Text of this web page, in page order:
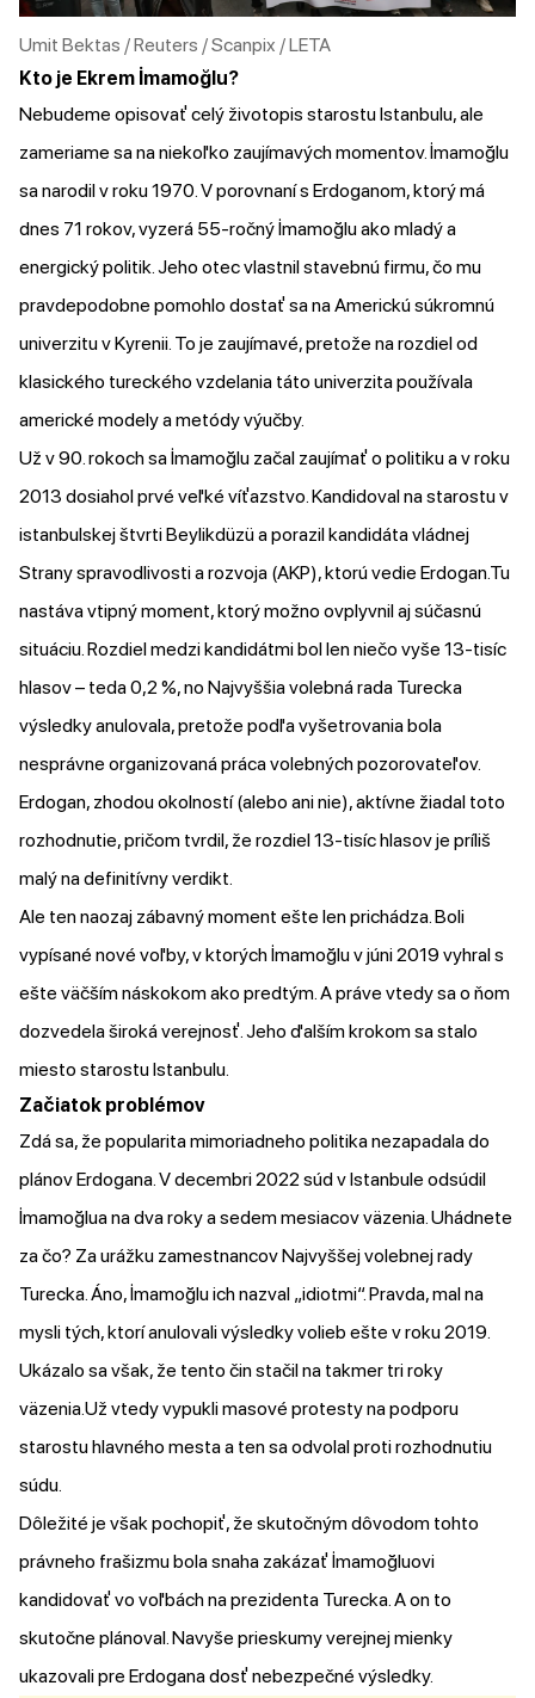
Umit Bektas / Reuters / Scanpix / LETA
Kto je Ekrem İmamoğlu?
Nebudeme opisovať celý životopis starostu Istanbulu, ale
zameriame sa na niekoľko zaujímavých momentov. İmamoğlu
sa narodil v roku 1970. V porovnaní s Erdoganom, ktorý má
dnes 71 rokov, vyzerá 55-ročný İmamoğlu ako mladý a
energický politik. Jeho otec vlastnil stavebnú firmu, čo mu
pravdepodobne pomohlo dostať sa na Americkú súkromnú
univerzitu v Kyrenii. To je zaujímavé, pretože na rozdiel od
klasického tureckého vzdelania táto univerzita používala
americké modely a metódy výučby.
Už v 90. rokoch sa İmamoğlu začal zaujímať o politiku a v roku
2013 dosiahol prvé veľké víťazstvo. Kandidoval na starostu v
istanbulskej štvrti Beylikdüzü a porazil kandidáta vládnej
Strany spravodlivosti a rozvoja (AKP), ktorú vedie Erdogan.Tu
nastáva vtipný moment, ktorý možno ovplyvnil aj súčasnú
situáciu. Rozdiel medzi kandidátmi bol len niečo vyše 13-tisíc
hlasov – teda 0,2 %, no Najvyššia volebná rada Turecka
výsledky anulovala, pretože podľa vyšetrovania bola
nesprávne organizovaná práca volebných pozorovateľov.
Erdogan, zhodou okolností (alebo ani nie), aktívne žiadal toto
rozhodnutie, pričom tvrdil, že rozdiel 13-tisíc hlasov je príliš
malý na definitívny verdikt.
Ale ten naozaj zábavný moment ešte len prichádza. Boli
vypísané nové voľby, v ktorých İmamoğlu v júni 2019 vyhral s
ešte väčším náskokom ako predtým. A práve vtedy sa o ňom
dozvedela široká verejnosť. Jeho ďalším krokom sa stalo
miesto starostu Istanbulu.
Začiatok problémov
Zdá sa, že popularita mimoriadneho politika nezapadala do
plánov Erdogana. V decembri 2022 súd v Istanbule odsúdil
İmamoğlua na dva roky a sedem mesiacov väzenia. Uhádnete
za čo? Za urážku zamestnancov Najvyššej volebnej rady
Turecka. Áno, İmamoğlu ich nazval „idiotmi“. Pravda, mal na
mysli tých, ktorí anulovali výsledky volieb ešte v roku 2019.
Ukázalo sa však, že tento čin stačil na takmer tri roky
väzenia.Už vtedy vypukli masové protestyna podporu
starostu hlavného mesta a ten sa odvolal proti rozhodnutiu
súdu.
Dôležité je však pochopiť, že skutočným dôvodom tohto
právneho frašizmu bola snaha zakázať İmamoğluovi
kandidovať vo voľbách na prezidenta Turecka. A on to
skutočne plánoval. Navyše prieskumy verejnej mienky
ukazovalipre Erdogana dosť nebezpečné výsledky.